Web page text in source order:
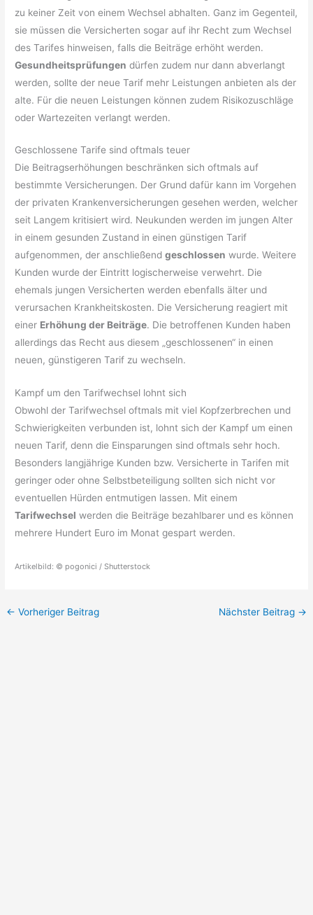
zu keiner Zeit von einem Wechsel abhalten. Ganz im Gegenteil,
sie müssen die Versicherten sogar auf ihr Recht zum Wechsel
des Tarifes hinweisen, falls die Beiträge erhöht werden.
Gesundheitsprüfungen dürfen zudem nur dann abverlangt
werden, sollte der neue Tarif mehr Leistungen anbieten als der
alte. Für die neuen Leistungen können zudem Risikozuschläge
oder Wartezeiten verlangt werden.
Geschlossene Tarife sind oftmals teuer
Die Beitragserhöhungen beschränken sich oftmals auf
bestimmte Versicherungen. Der Grund dafür kann im Vorgehen
der privaten Krankenversicherungen gesehen werden, welcher
seit Langem kritisiert wird. Neukunden werden im jungen Alter
in einem gesunden Zustand in einen günstigen Tarif
aufgenommen, der anschließendgeschlossen wurde. Weitere
Kunden wurde der Eintritt logischerweise verwehrt. Die
ehemals jungen Versicherten werden ebenfalls älter und
verursachen Krankheitskosten. Die Versicherung reagiert mit
einer Erhöhung der Beiträge. Die betroffenen Kunden haben
allerdings das Recht aus diesem „geschlossenen“ in einen
neuen, günstigeren Tarif zu wechseln.
Kampf um den Tarifwechsel lohnt sich
Obwohl der Tarifwechsel oftmals mit viel Kopfzerbrechen und
Schwierigkeiten verbunden ist, lohnt sich der Kampf um einen
neuen Tarif, denn die Einsparungen sind oftmals sehr hoch.
Besonders langjährige Kunden bzw. Versicherte in Tarifen mit
geringer oder ohne Selbstbeteiligung sollten sich nicht vor
eventuellen Hürden entmutigen lassen. Mit einem
Tarifwechsel werden die Beiträge bezahlbarer und es können
mehrere Hundert Euro im Monat gespart werden.
Artikelbild: © pogonici / Shutterstock
← Vorheriger Beitrag Nächster Beitrag →